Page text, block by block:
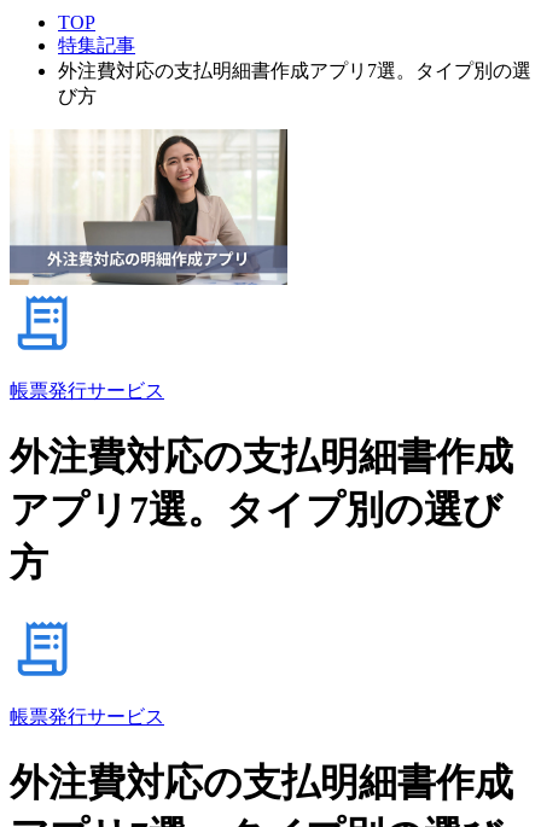
TOP
特集記事
外注費対応の支払明細書作成アプリ7選。タイプ別の選
び方
帳票発行サービス
外注費対応の支払明細書作成
アプリ7選。タイプ別の選び
方
帳票発行サービス
外注費対応の支払明細書作成